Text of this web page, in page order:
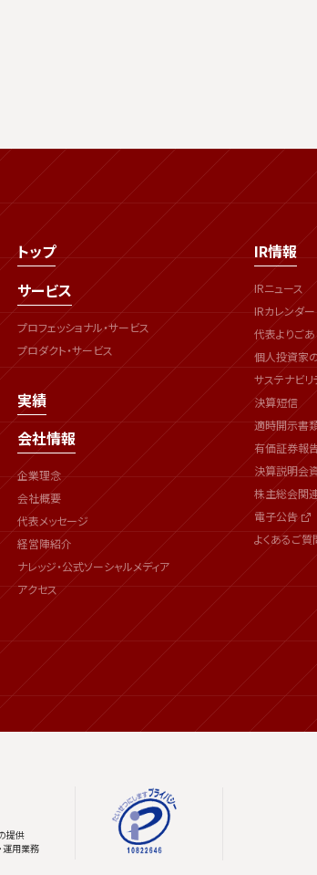
トップ
サービス
プロフェッショナル・サービス
プロダクト・サービス
実績
会社情報
企業理念
会社概要
代表メッセージ
経営陣紹介
ナレッジ・公式ソーシャルメディア
アクセス
IR情報
IRニュース
IRカレンダー
代表よりご
個人投資家
サステナビリ
決算短信
適時開示書
有価証券報
決算説明会
株主総会関
電子公告
よくあるご質
提供
運用業務